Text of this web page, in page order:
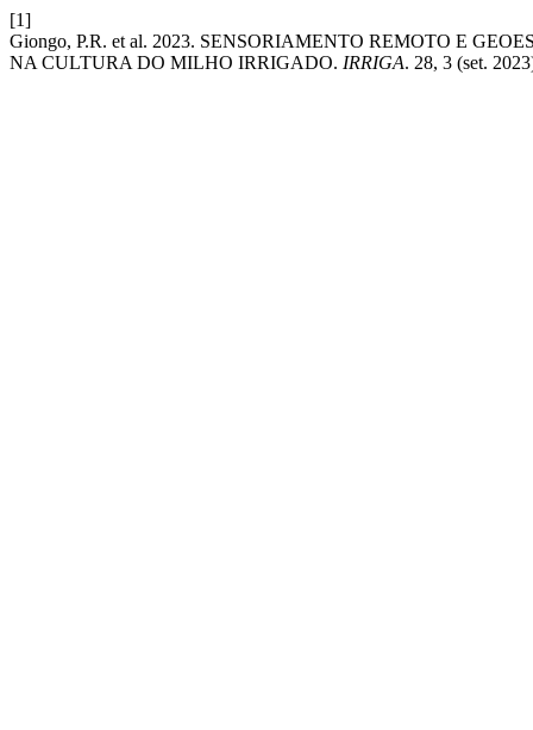
[1]
Giongo, P.R. et al. 2023. SENSORIAMENTO REMOTO E
NA CULTURA DO MILHO IRRIGADO. IRRIGA. 28, 3 (set.